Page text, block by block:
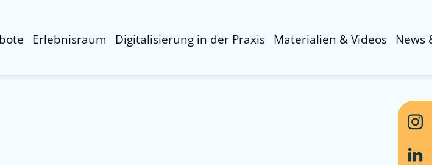
Erlebnisraum Digitalisierung in der Praxis Materialien & Videos News